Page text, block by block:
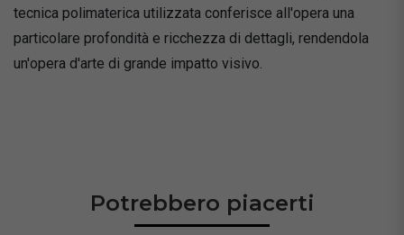
tecnica polimaterica utilizzata conferisce all'opera una
particolare profondità e ricchezza di dettagli, rendendola
un'opera d'arte di grande impatto visivo.
Potrebbero piacerti